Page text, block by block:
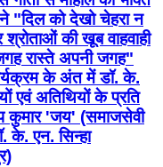
"दिल को देखो चेहरा न
की खूब वाहवाही
रास्ते अपनी जगह"
के अंत में डॉ. के.
एवं अतिथियों के प्रति
कुमार 'जय' (समाजसेवी
के. एन. सिन्हा